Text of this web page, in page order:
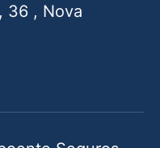
36 , Nova